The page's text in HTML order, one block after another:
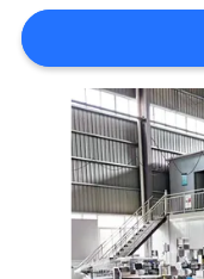
VRAAG
EEN
OFFERTE
SITEMAP